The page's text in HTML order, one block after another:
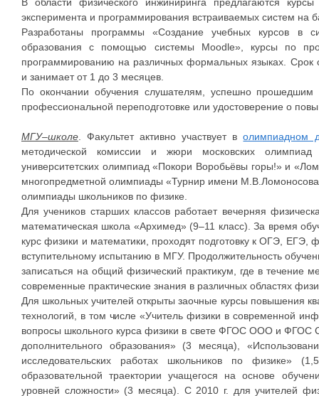
эксперимента и программирования встраиваемых систем на
Разработаны программы «Создание учебных курсов в
образования с помощью системы Moodle», курсы по
программированию на различных формальных языках. Срок
и занимает от 1 до 3 месяцев.
По окончании обучения слушателям, успешно прошедшим
профессиональной переподготовке или удостоверение о
МГУ–школе . Факультет активно участвует волимпиадном
методической комиссии и жюри московских
университетских олимпиад «Покори Воробьёвы горы!» и
многопредметной олимпиады «Турнир имени
олимпиады школьников по физике.
Для учеников старших классов работает вечерняя
математическая школа «Архимед» (9–11 класс). За время
курс физики и математики, проходят подготовку к ОГЭ,
вступительному испытанию в МГУ. Продолжительность
записаться на общий физический практикум, где в течение
современные практические знания в различных областях
Для школьных учителей открыты заочные курсы повышения
технологий, в том числе «Учитель физики в современной
вопросы школьного курса физики в свете ФГОС ООО и ФГОС
дополнительного образования» (3 месяца),
исследовательских работах школьников по физике»
образовательной траектории учащегося на основе
уровней сложности» (3 месяца). С 2010 г. для учителей